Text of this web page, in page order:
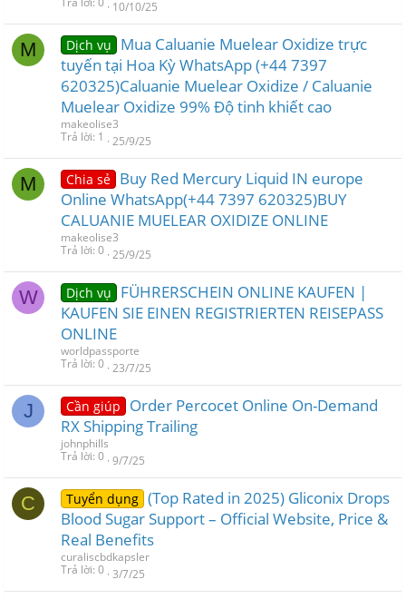
10/10/25
M Dịch vụ
Mua Caluanie Muelear Oxidize trực
tuyến tại Hoa Kỳ WhatsApp (+44 7397
620325)Caluanie Muelear Oxidize / Caluanie
Muelear Oxidize 99% Độ tinh khiết cao
makeolise3
Trả lời 1 25/9/25
M Chia sẻ Buy Red Mercury Liquid IN europe
Online WhatsApp(+44 7397 620325)BUY
CALUANIE MUELEAR OXIDIZE ONLINE
makeolise3
Trả lời 0 25/9/25
W Dịch vụ
FÜHRERSCHEIN ONLINE KAUFEN |
KAUFEN SIE EINEN REGISTRIERTEN REISEPASS
ONLINE
worldpassporte
Trả lời 0 23/7/25
J Cần giúp
Order Percocet Online On-Demand
RX Shipping Trailing
johnphills
Trả lời 0 9/7/25
C Tuyển dụng (Top Rated in 2025) Gliconix Drops
Blood Sugar Support – Official Website, Price &
Real Benefits
curaliscbdkapsler
Trả lời 0 3/7/25